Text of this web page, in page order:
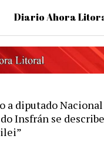
Diario Ahora
a diputado Nacional
Insfrán se